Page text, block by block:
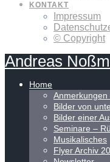
KONTAKT
Impressum
© Copyright
Andreas
Home
Anmerkungen
Bilder von
Bilder einer
Seminare –
Musikalisches
Flyer Archiv